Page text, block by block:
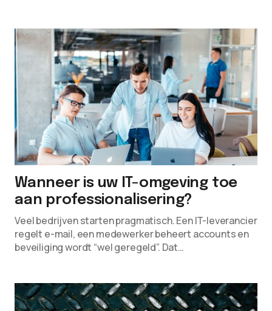
Wanneer is uw IT-omgeving toe
aan professionalisering?
Veel bedrijven starten pragmatisch. Een IT-leverancier
regelt e-mail, een medewerker beheert accounts en
beveiliging wordt “wel geregeld”. Dat…